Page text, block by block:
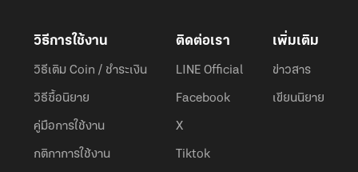
วิธีการใช้งาน
วิธีเติม Coin / ชำระเงิน
วิธีซื้อนิยาย
คู่มือการใช้งาน
กติกาการใช้งาน
ติดต่อเรา
LINE Official
Facebook
X
Tiktok
เพิ่มเติม
ข่าวสาร
เขียนนิยาย